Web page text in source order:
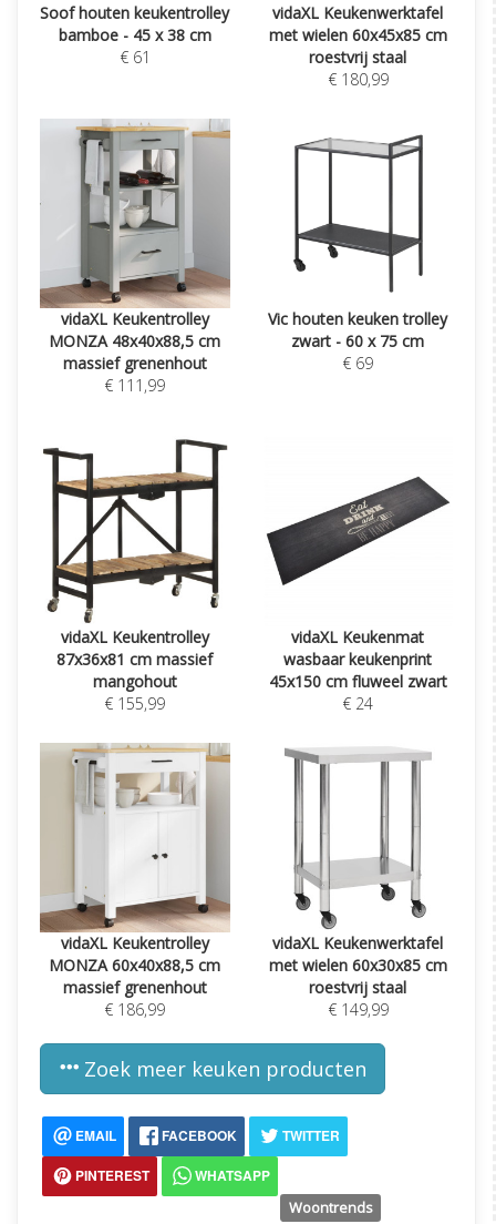
Soof houten keukentrolley
bamboe - 45 x 38 cm
€ 61
vidaXL Keukenwerktafel
met wielen 60x45x85 cm
roestvrij staal
€ 180,99
vidaXL Keukentrolley
MONZA 48x40x88,5 cm
massief grenenhout
€ 111,99
Vic houten keuken trolley
zwart - 60 x 75 cm
€ 69
vidaXL Keukentrolley
87x36x81 cm massief
mangohout
€ 155,99
vidaXL Keukenmat
wasbaar keukenprint
45x150 cm fluweel zwart
€ 24
vidaXL Keukentrolley
MONZA 60x40x88,5 cm
massief grenenhout
€ 186,99
vidaXL Keukenwerktafel
met wielen 60x30x85 cm
roestvrij staal
€ 149,99
Zoek meer keuken producten
EMAIL FACEBOOK
TWITTER
PINTEREST
WHATSAPP
Woontrends